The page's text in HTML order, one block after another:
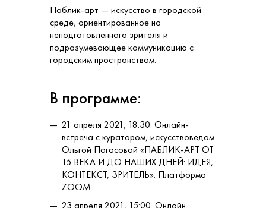
Паблик-арт — искусство в городской
среде, ориентированное на
неподготовленного зрителя и
подразумевающее коммуникацию с
городским пространством.
В программе:
21 апреля 2021, 18:30. Онлайн-
встреча с куратором, искусствоведом
Ольгой Погасовой «ПАБЛИК-АРТ ОТ
15 ВЕКА И ДО НАШИХ ДНЕЙ: ИДЕЯ,
КОНТЕКСТ, ЗРИТЕЛЬ». Платформа
ZOOM.
23 апреля 2021, 15:00. Онлайн